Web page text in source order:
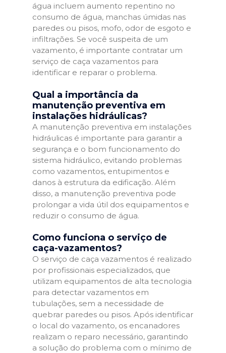
água incluem aumento repentino no
consumo de água, manchas úmidas nas
paredes ou pisos, mofo, odor de esgoto e
infiltrações. Se você suspeita de um
vazamento, é importante contratar um
serviço de caça vazamentos para
identificar e reparar o problema.
Qual a importância da
manutenção preventiva em
instalações hidráulicas?
A manutenção preventiva em instalações
hidráulicas é importante para garantir a
segurança e o bom funcionamento do
sistema hidráulico, evitando problemas
como vazamentos, entupimentos e
danos à estrutura da edificação. Além
disso, a manutenção preventiva pode
prolongar a vida útil dos equipamentos e
reduzir o consumo de água.
Como funciona o serviço de
caça-vazamentos?
O serviço de caça vazamentos é realizado
por profissionais especializados, que
utilizam equipamentos de alta tecnologia
para detectar vazamentos em
tubulações, sem a necessidade de
quebrar paredes ou pisos. Após identificar
o local do vazamento, os encanadores
realizam o reparo necessário, garantindo
a solução do problema com o mínimo de